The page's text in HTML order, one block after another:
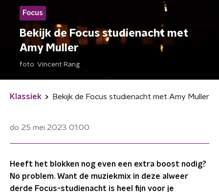
Focus
Bekijk de Focus studienacht met
Amy Muller
foto: Vincent Rang
Klassiek Bekijk de Focus studienacht met Amy Muller
do 25 mei 2023 01:00
Heeft het blokken nog even een extra boost nodig?
No problem. Want de muziekmix in deze alweer
derde Focus-studienacht is heel fijn voor je